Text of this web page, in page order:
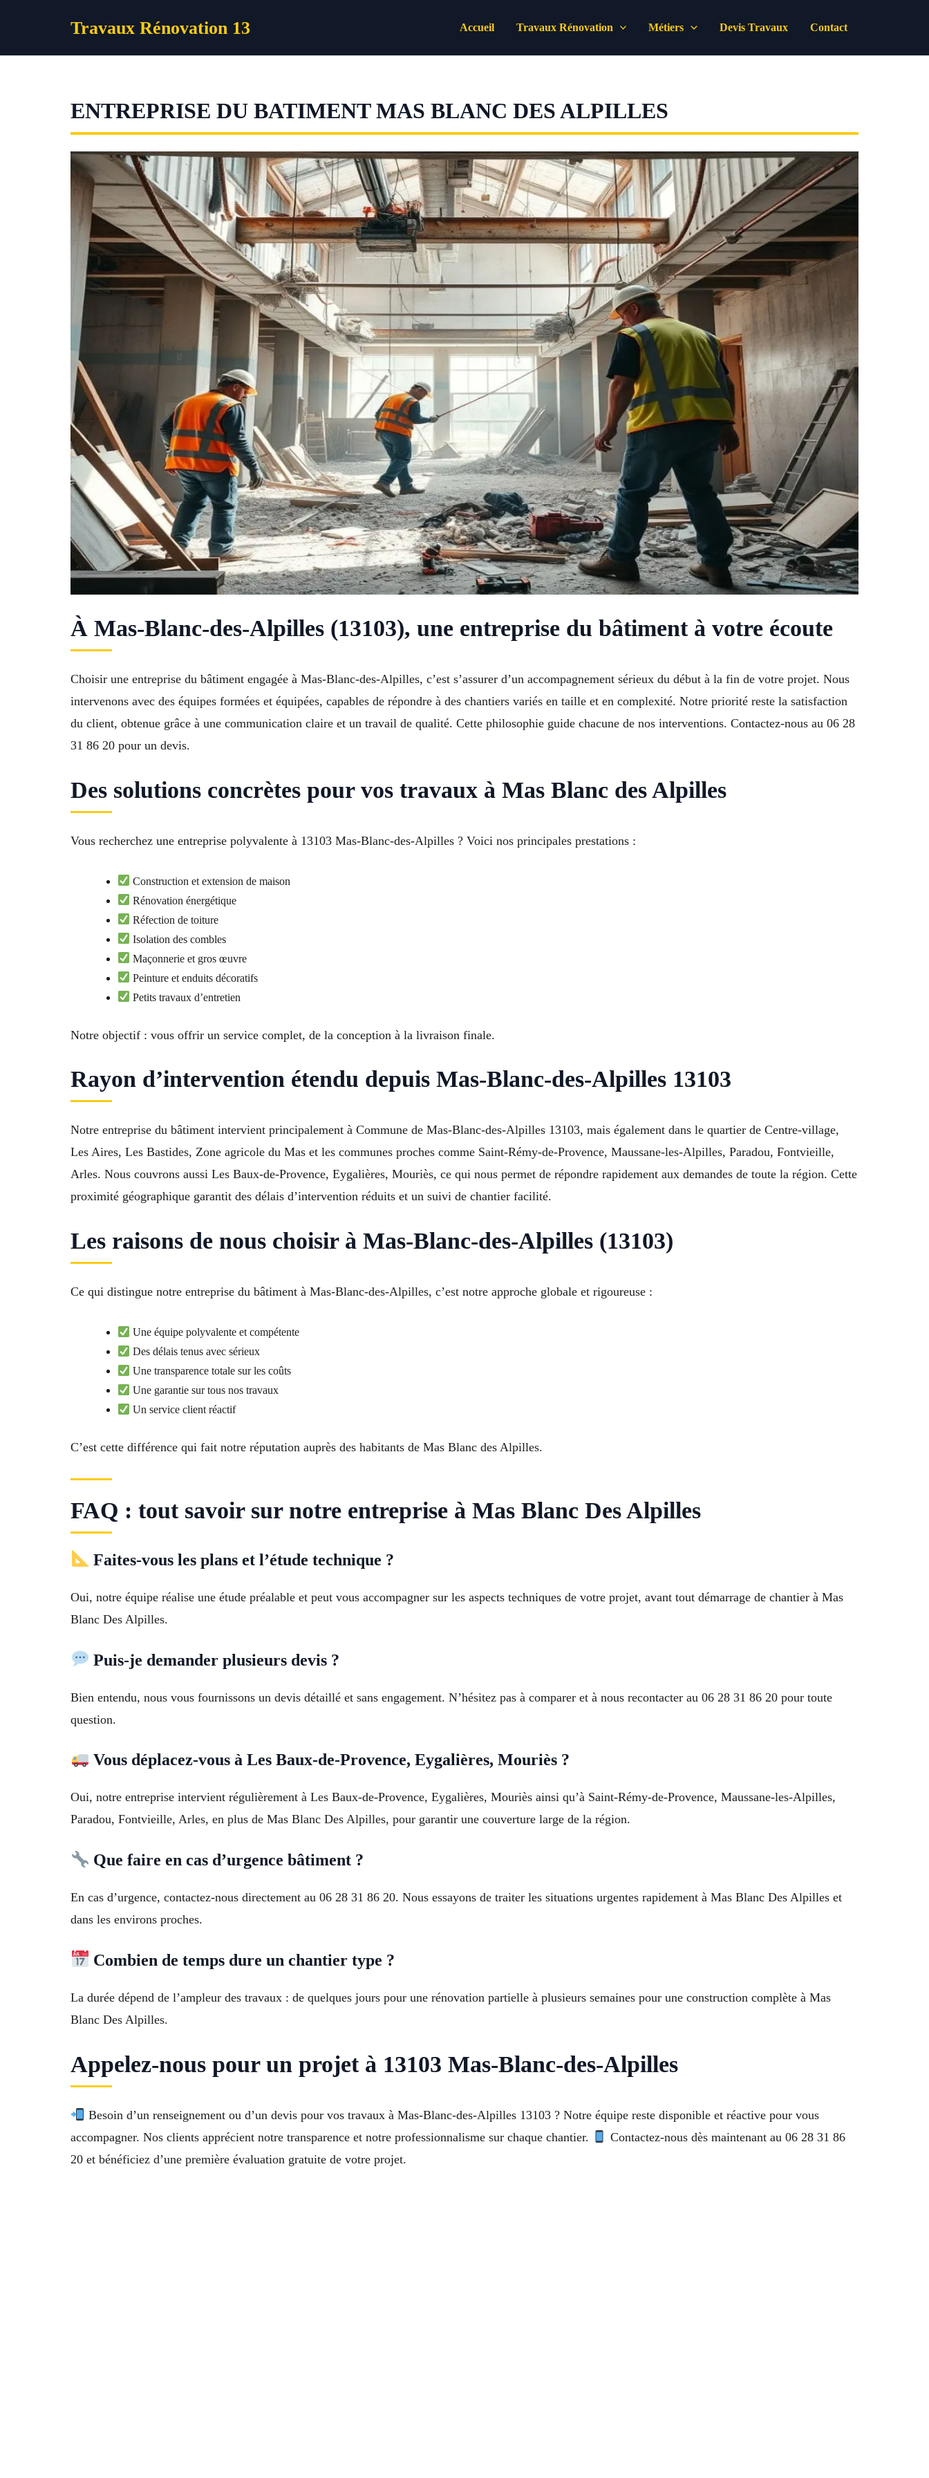
Travaux Rénovation 13 Accueil Travaux Rénovation Métiers Devis Travaux Contact
ENTREPRISE DU BATIMENT MAS BLANC DES ALPILLES
À Mas-Blanc-des-Alpilles (13103), une entreprise du bâtiment à votre écoute
Choisir une entreprise du bâtiment engagée à Mas-Blanc-des-Alpilles, c’est s’assurer d’un accompagnement sérieux du début à la fin de votre projet. Nous
intervenons avec des équipes formées et équipées, capables de répondre à des chantiers variés en taille et en complexité. Notre priorité reste la satisfaction
du client, obtenue grâce à une communication claire et un travail de qualité. Cette philosophie guide chacune de nos interventions. Contactez-nous au 06 28
31 86 20 pour un devis.
Des solutions concrètes pour vos travaux à Mas Blanc des Alpilles
Vous recherchez une entreprise polyvalente à 13103 Mas-Blanc-des-Alpilles ? Voici nos principales prestations :
Construction et extension de maison
Rénovation énergétique
Réfection de toiture
Isolation des combles
Maçonnerie et gros œuvre
Peinture et enduits décoratifs
Petits travaux d’entretien
Notre objectif : vous offrir un service complet, de la conception à la livraison finale.
Rayon d’intervention étendu depuis Mas-Blanc-des-Alpilles 13103
Notre entreprise du bâtiment intervient principalement à Commune de Mas-Blanc-des-Alpilles 13103, mais également dans le quartier de Centre-village,
Les Aires, Les Bastides, Zone agricole du Mas et les communes proches comme Saint-Rémy-de-Provence, Maussane-les-Alpilles, Paradou, Fontvieille,
Arles. Nous couvrons aussi Les Baux-de-Provence, Eygalières, Mouriès, ce qui nous permet de répondre rapidement aux demandes de toute la région. Cette
proximité géographique garantit des délais d’intervention réduits et un suivi de chantier facilité.
Les raisons de nous choisir à Mas-Blanc-des-Alpilles (13103)
Ce qui distingue notre entreprise du bâtiment à Mas-Blanc-des-Alpilles, c’est notre approche globale et rigoureuse :
Une équipe polyvalente et compétente
Des délais tenus avec sérieux
Une transparence totale sur les coûts
Une garantie sur tous nos travaux
Un service client réactif
C’est cette différence qui fait notre réputation auprès des habitants de Mas Blanc des Alpilles.
FAQ : tout savoir sur notre entreprise à Mas Blanc Des Alpilles
Faites-vous les plans et l’étude technique ?
Oui, notre équipe réalise une étude préalable et peut vous accompagner sur les aspects techniques de votre projet, avant tout démarrage de chantier à Mas
Blanc Des Alpilles.
Puis-je demander plusieurs devis ?
Bien entendu, nous vous fournissons un devis détaillé et sans engagement. N’hésitez pas à comparer et à nous recontacter au 06 28 31 86 20 pour toute
question.
Vous déplacez-vous à Les Baux-de-Provence, Eygalières, Mouriès ?
Oui, notre entreprise intervient régulièrement à Les Baux-de-Provence, Eygalières, Mouriès ainsi qu’à Saint-Rémy-de-Provence, Maussane-les-Alpilles,
Paradou, Fontvieille, Arles, en plus de Mas Blanc Des Alpilles, pour garantir une couverture large de la région.
Que faire en cas d’urgence bâtiment ?
En cas d’urgence, contactez-nous directement au 06 28 31 86 20. Nous essayons de traiter les situations urgentes rapidement à Mas Blanc Des Alpilles et
dans les environs proches.
Combien de temps dure un chantier type ?
La durée dépend de l’ampleur des travaux : de quelques jours pour une rénovation partielle à plusieurs semaines pour une construction complète à Mas
Blanc Des Alpilles.
Appelez-nous pour un projet à 13103 Mas-Blanc-des-Alpilles
Besoin d’un renseignement ou d’un devis pour vos travaux à Mas-Blanc-des-Alpilles 13103 ? Notre équipe reste disponible et réactive pour vous
accompagner. Nos clients apprécient notre transparence et notre professionnalisme sur chaque chantier.
Contactez-nous dès maintenant au 06 28 31 86
20 et bénéficiez d’une première évaluation gratuite de votre projet.